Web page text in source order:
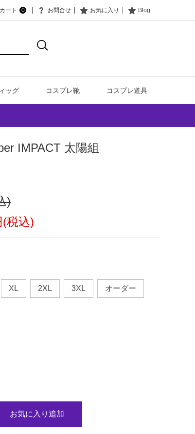
ート 0 お問合せ お気に入り Blog
ッグ コスプレ靴 コスプレ道具
IMPACT 太陽組
)
(税込)
XL 2XL 3XL オーダー
お気に入り追加